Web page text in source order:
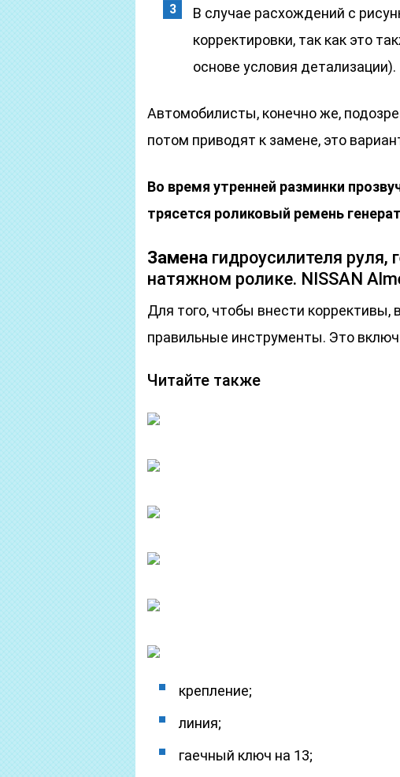
В случае расхождений с
корректировки, так как это
основе условия детализации).
Автомобилисты, конечно же,
потом приводят к замене, это
Во время утренней разминки
трясется роликовый ремень
Замена гидроусилителя руля,
натяжном ролике. NISSAN
Для того, чтобы внести коррективы,
правильные инструменты. Это
Читайте также
крепление;
линия;
гаечный ключ на 13;